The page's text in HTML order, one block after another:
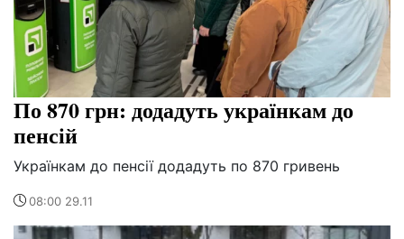
По 870 грн: додадуть українкам до
пенсій
Українкам до пенсії додадуть по 870 гривень
08:00 29.11